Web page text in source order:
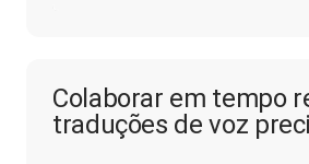
Colaborar em tempo
traduções de voz